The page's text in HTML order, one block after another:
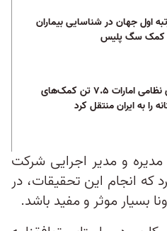
اول جهان در شناسایی بیماران
کمک سگ‌ پلیس
هواپیمای نظامی امارات ۷.۵ تن کمک‌های
را به ایران منتقل کرد
و مدیر اجرایی شرکت
که انجام این تحقیقات، در
بسیار موثر و مفید باشد.